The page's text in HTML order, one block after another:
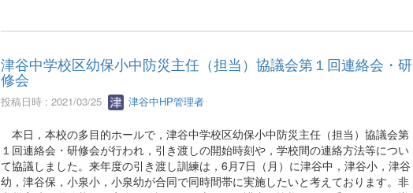
津谷中学校区幼保小中防災主任（担当）協議会第１回連絡会・研
修会
投稿日時 : 2021/03/25 津谷中HP管理者
本日，本校の多目的ホールで，津谷中学校区幼保小中防災主任（担当）協議会第
１回連絡会・研修会が行われ，引き渡しの開始時刻や，学校間の連絡方法等につい
て協議しました。来年度の引き渡し訓練は，6月7日（月）に津谷中，津谷小，津谷
幼，津谷保，小泉小，小泉幼が合同で同時間帯に実施したいと考えております。非